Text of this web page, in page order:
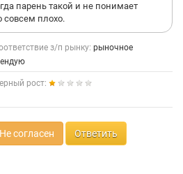
парень такой и не понимает
совсем плохо.
з/п рынку: рыночное
рост:
Не согласен Ответить